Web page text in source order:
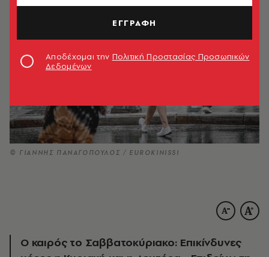
© ΓΙΑΝΝΗΣ ΠΑΝΑΓΟΠΟΥΛΟΣ / EUROKINISSI
Ο καιρός το Σαββατοκύριακο: Επικίνδυνες
ΕΓΓΡΑΦΗ
Αποδέχομαι την Πολιτική Προστασίας Προσωπικών
Δεδομένων